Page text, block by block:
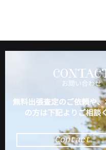
​お問い合わせ
無料出張査定のご依頼や
の方は下記よりご相談
Contact